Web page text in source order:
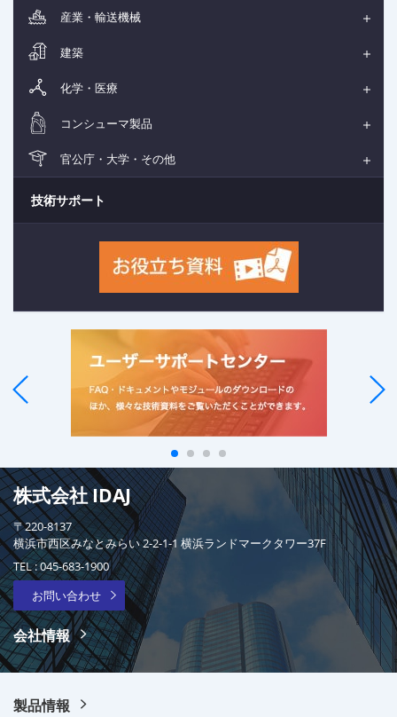
産業・輸送機械
建築
化学・医療
コンシューマ製品
官公庁・大学・その他
技術サポート
株式会社 IDAJ
〒220-8137
横浜市西区みなとみらい 2-2-1-1 横浜ランドマークタワー37F
TEL :045-683-1900
お問い合わせ
会社情報
製品情報